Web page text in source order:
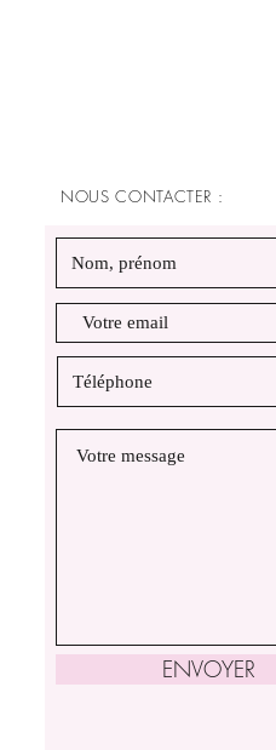
NOUS CONTACTER :
ENVOYER